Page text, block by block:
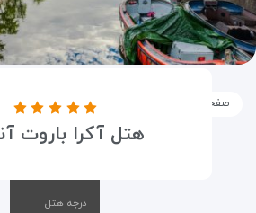
صفحه نخست اقامتگاه ها هتل
هتل آکرا باروت
درجه هتل